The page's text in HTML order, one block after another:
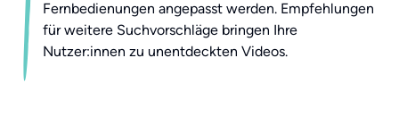
Fernbedienungen angepasst werden. Empfehlungen
für weitere Suchvorschläge bringen Ihre
Nutzer:innen zu unentdeckten Videos.